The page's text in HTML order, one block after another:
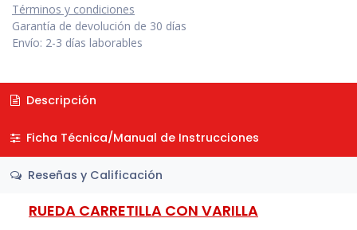
Términos y condiciones
Garantía de devolución de 30 días
Envío: 2-3 días laborables
Descripción
Ficha Técnica/Manual de Instrucciones
Reseñas y Calificación
RUEDA CARRETILLA CON VARILLA